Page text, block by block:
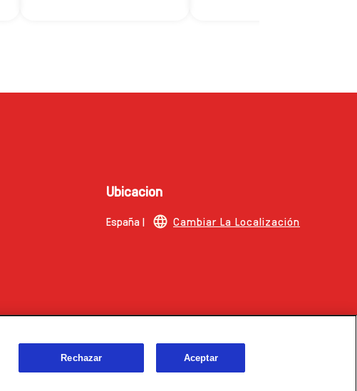
Ubicacion
España | Cambiar La Localización
Rechazar Aceptar